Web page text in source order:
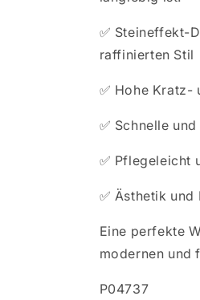
✅ Steineffekt-
raffinierten Stil
✅ Hohe Kratz-
✅ Schnelle
✅ Pflegeleicht
✅ Ästhetik
Eine perfekte
modernen und
P04737